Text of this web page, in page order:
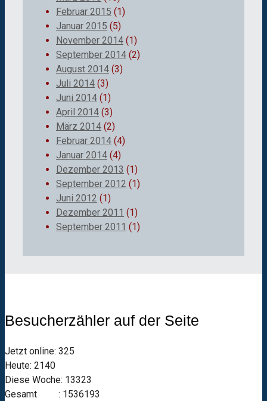
Februar 2015 (1)
Januar 2015 (5)
November 2014 (1)
September 2014 (2)
August 2014 (3)
Juli 2014 (3)
Juni 2014 (1)
April 2014 (3)
März 2014 (2)
Februar 2014 (4)
Januar 2014 (4)
Dezember 2013 (1)
September 2012 (1)
Juni 2012 (1)
Dezember 2011 (1)
September 2011 (1)
Besucherzähler auf der Seite
Jetzt online: 325
Heute: 2140
Diese Woche: 13323
Gesamt : 1536193